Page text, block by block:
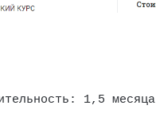
1,5